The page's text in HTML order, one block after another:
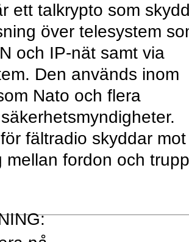
ett talkrypto som
över telesystem
och IP-nät samt via
Den används inom
Nato och flera
fältradio skyddar mot
mellan fordon och